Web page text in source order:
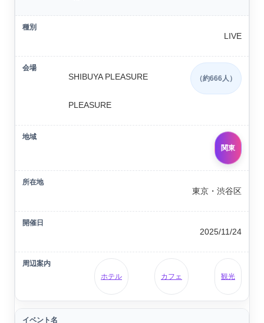
LIVE
SHIBUYA PLEASURE
PLEASURE
（約666人）
関東
東京・渋谷区
2025/11/24
ホテル カフェ 観光